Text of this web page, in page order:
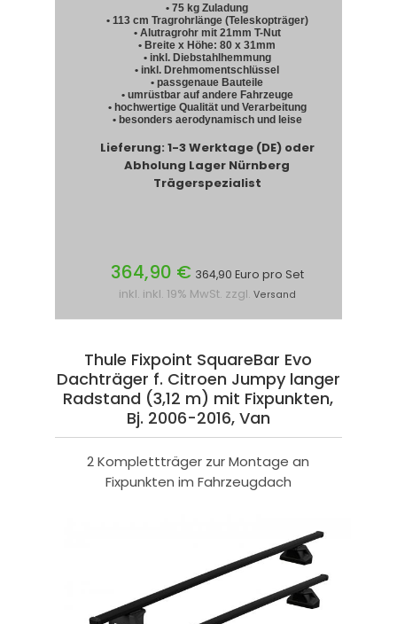
• 75 kg Zuladung
• 113 cm Tragrohrlänge (Teleskopträger)
• Alutragrohr mit 21mm T-Nut
• Breite x Höhe: 80 x 31mm
• inkl. Diebstahlhemmung
• inkl. Drehmomentschlüssel
• passgenaue Bauteile
• umrüstbar auf andere Fahrzeuge
• hochwertige Qualität und Verarbeitung
• besonders aerodynamisch und leise
Lieferung: 1-3 Werktage (DE) oder
Abholung Lager Nürnberg
Trägerspezialist
364,90 € 364,90 Euro pro Set
inkl. inkl. 19% MwSt. zzgl. Versand
Thule Fixpoint SquareBar Evo
Dachträger f. Citroen Jumpy langer
Radstand (3,12 m) mit Fixpunkten,
Bj. 2006-2016, Van
2 Komplettträger zur Montage an
Fixpunkten im Fahrzeugdach